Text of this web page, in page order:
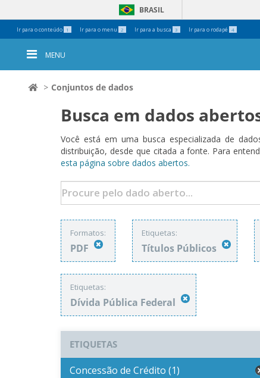
Ir para o conteúdo 1 Ir para o menu 2 Ir para a busca 3 Ir para o rodapé 4
BRASIL
Ferramentas
Pessoais
MENU
Conjuntos de dados
Busca em dados
Você está em uma busca especializada de
distribuição, desde que citada a fonte. Para
esta página sobre dados abertos.
Formatos:
PDF
Etiquetas:
Títulos Públicos
Etiquetas:
Dívida Pública Federal
ETIQUETAS
Concessão de Crédito (1)